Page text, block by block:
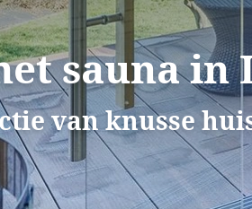
sauna in
van knusse